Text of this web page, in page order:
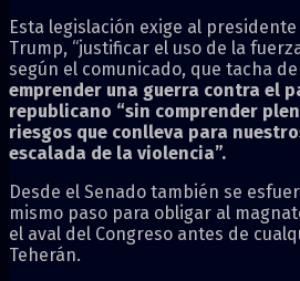
Esta legislación exige al
Trump, “justificar el uso de la
según el comunicado, que tacha de
emprender una guerra contra el
republicano “sin comprender
riesgos que conlleva para
escalada de la violencia”.
Desde el Senado también se
mismo paso para obligar al
el aval del Congreso antes de
Teherán.